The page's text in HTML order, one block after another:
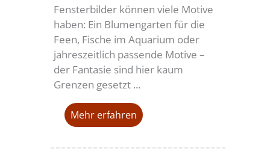
Fensterbilder können viele Motive
haben: Ein Blumengarten für die
Feen, Fische im Aquarium oder
jahreszeitlich passende Motive –
der Fantasie sind hier kaum
Grenzen gesetzt ...
Mehr erfahren